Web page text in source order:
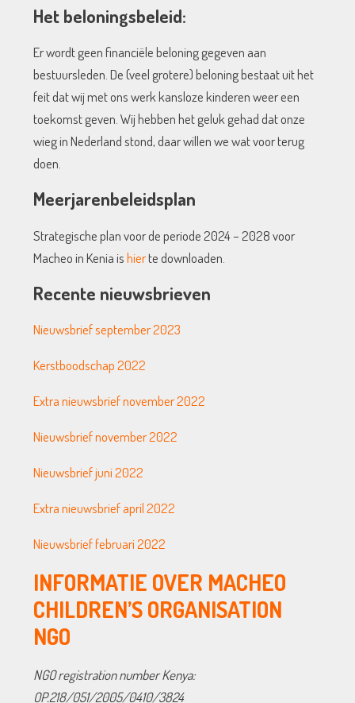
Het beloningsbeleid:
Er wordt geen financiële beloning gegeven aan
bestuursleden. De (veel grotere) beloning bestaat uit het
feit dat wij met ons werk kansloze kinderen weer een
toekomst geven. Wij hebben het geluk gehad dat onze
wieg in Nederland stond, daar willen we wat voor terug
doen.
Meerjarenbeleidsplan
Strategische plan voor de periode 2024 – 2028 voor
Macheo in Kenia ishierte downloaden.
Recente nieuwsbrieven
Nieuwsbrief september 2023
Kerstboodschap 2022
Extra nieuwsbrief november 2022
Nieuwsbrief november 2022
Nieuwsbrief juni 2022
Extra nieuwsbrief april 2022
Nieuwsbrief februari 2022
INFORMATIE OVER MACHEO
CHILDREN’S ORGANISATION
NGO
NGO registration number Kenya:
OP.218/051/2005/0410/3824